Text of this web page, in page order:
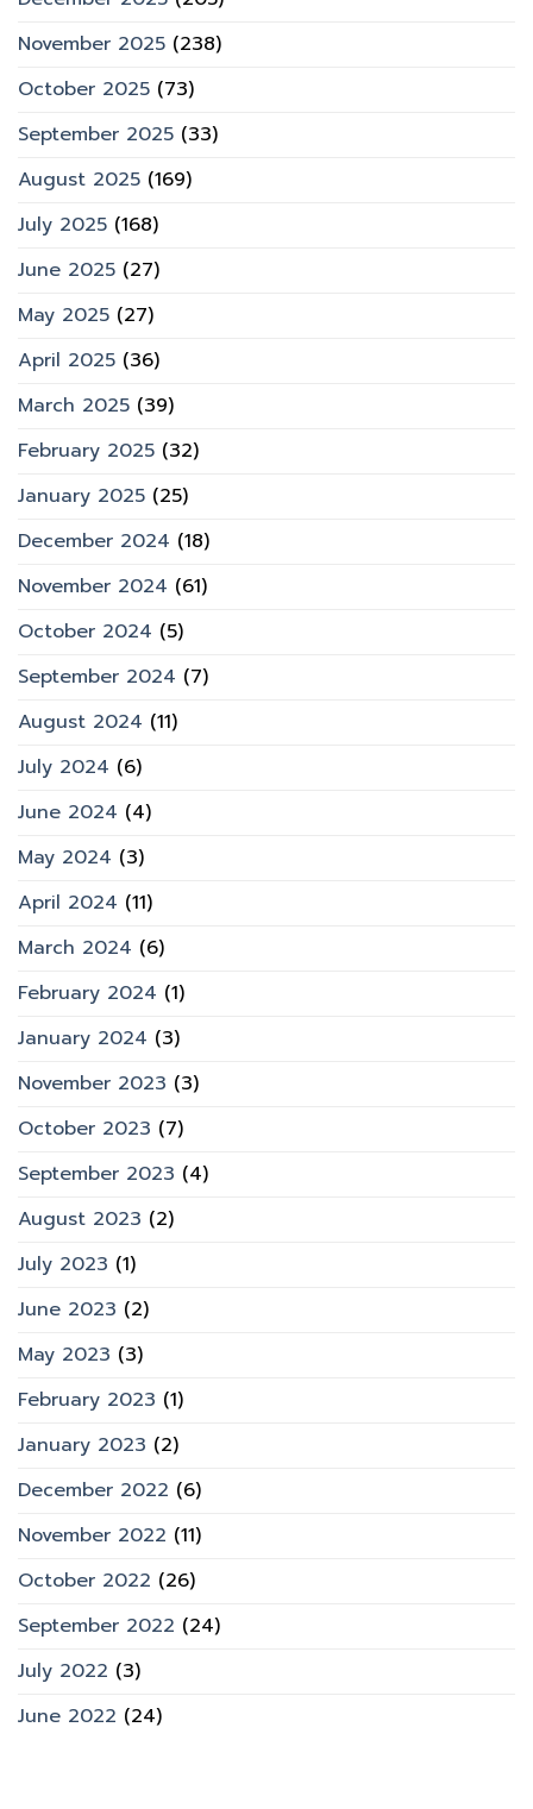
November 2025 (238)
October 2025 (73)
September 2025 (33)
August 2025 (169)
July 2025 (168)
June 2025 (27)
May 2025 (27)
April 2025 (36)
March 2025 (39)
February 2025 (32)
January 2025 (25)
December 2024 (18)
November 2024 (61)
October 2024 (5)
September 2024 (7)
August 2024 (11)
July 2024 (6)
June 2024 (4)
May 2024 (3)
April 2024 (11)
March 2024 (6)
February 2024 (1)
January 2024 (3)
November 2023 (3)
October 2023 (7)
September 2023 (4)
August 2023 (2)
July 2023 (1)
June 2023 (2)
May 2023 (3)
February 2023 (1)
January 2023 (2)
December 2022 (6)
November 2022 (11)
October 2022 (26)
September 2022 (24)
July 2022 (3)
June 2022 (24)